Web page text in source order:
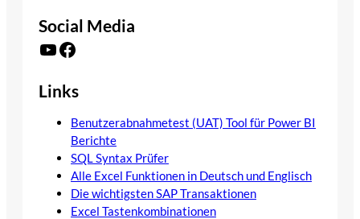
Social Media
YouTube Facebook
Links
Benutzerabnahmetest (UAT) Tool für Power BI
Berichte
SQL Syntax Prüfer
Alle Excel Funktionen in Deutsch und Englisch
Die wichtigsten SAP Transaktionen
Excel Tastenkombinationen